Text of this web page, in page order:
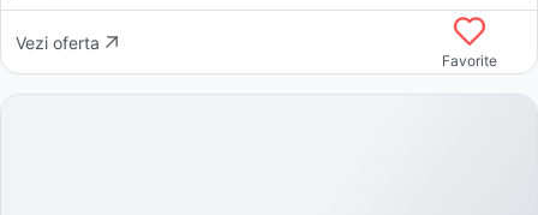
Vezi oferta
Favorite